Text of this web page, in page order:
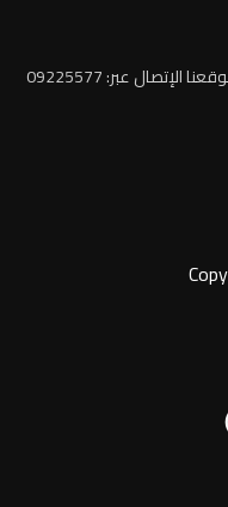
الإتصال عبر: 09225577